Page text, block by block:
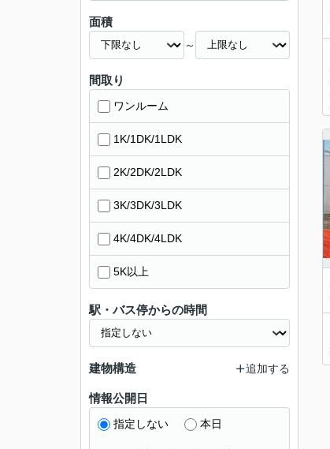
面積
～
間取り
ワンルーム
1K/1DK/1LDK
2K/2DK/2LDK
3K/3DK/3LDK
4K/4DK/4LDK
5K以上
駅・バス停からの時間
建物構造 追加する
情報公開日
指定しない 本日